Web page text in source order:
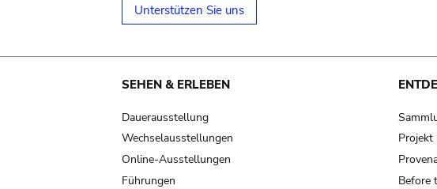
Unterstützen Sie uns
SEHEN & ERLEBEN
Dauerausstellung
Wechselausstellungen
Online-Ausstellungen
Führungen
Projekt
Before